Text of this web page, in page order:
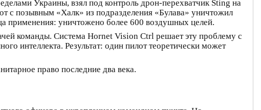
Украины, взял под контроль дрон-перехватчик Sting на
с позывным «Халк» из подразделения «Булава» уничтожил
применения: уничтожено более 600 воздушных целей.
команды. Система Hornet Vision Ctrl решает эту проблему с
интеллекта. Результат: один пилот теоретически может
право последние два века.